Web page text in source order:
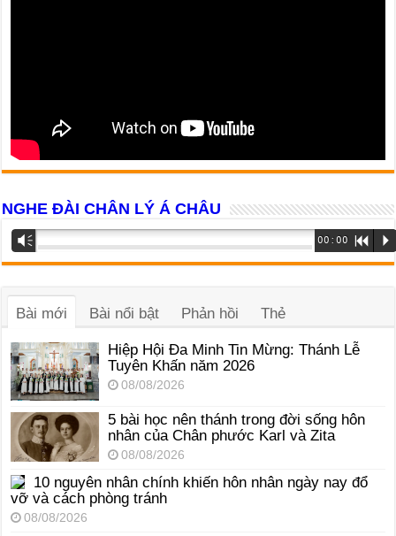
NGHE ĐÀI CHÂN LÝ Á CHÂU
Trình
phát
âm
Vm 00:00 R P
Bài mới Bài nổi bật Phản hồi Thẻ
Hiệp Hội Đa Minh Tin Mừng: Thánh Lễ
Tuyên Khấn năm 2026
08/08/2026
5 bài học nên thánh trong đời sống hôn
nhân của Chân phước Karl và Zita
08/08/2026
10 nguyên nhân chính khiến hôn nhân ngày nay đổ
vỡ và cách phòng tránh
08/08/2026